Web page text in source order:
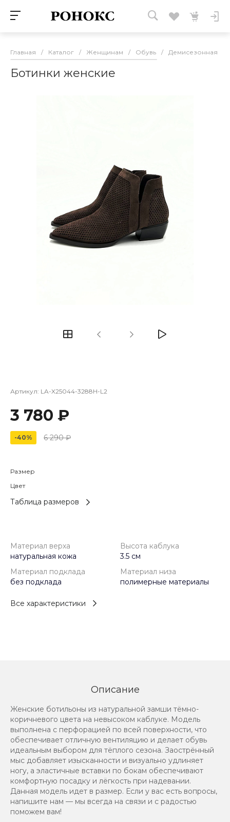
Главная / Каталог / Женщинам / Обувь / Демисезонная
Ботинки женские
Артикул: LA-X25044-3288H-L2
3 780 ₽
-40% 6 290 ₽
Размер
Цвет
Таблица размеров
Материал верха
натуральная кожа
Высота каблука
3.5 см
Материал подклада
без подклада
Материал низа
полимерные материалы
Все характеристики
Описание
Женские ботильоны из натуральной замши тёмно-
коричневого цвета на невысоком каблуке. Модель
выполнена с перфорацией по всей поверхности, что
обеспечивает отличную вентиляцию и делает обувь
идеальным выбором для тёплого сезона. Заострённый
мыс добавляет изысканности и визуально удлиняет
ногу, а эластичные вставки по бокам обеспечивают
комфортную посадку и лёгкость при надевании.
Данная модель идет в размер. Если у вас есть вопросы,
напишите нам — мы всегда на связи и с радостью
поможем вам!